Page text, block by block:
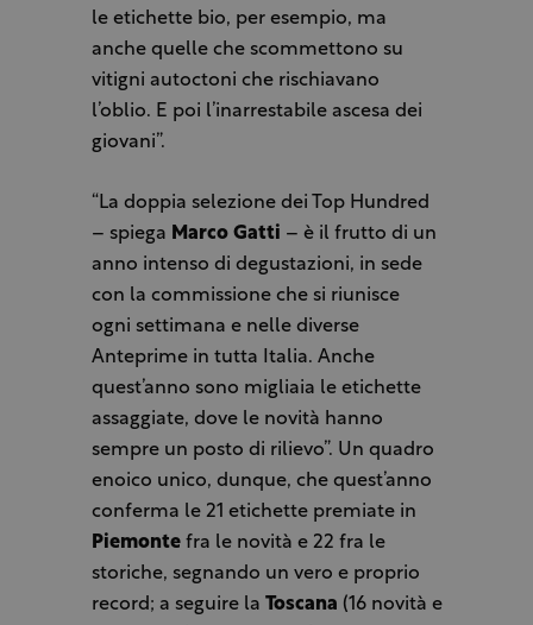
le etichette bio, per esempio, ma
anche quelle che scommettono su
vitigni autoctoni che rischiavano
l’oblio. E poi l’inarrestabile ascesa dei
giovani”.
“La doppia selezione dei Top Hundred
– spiega Marco Gatti – è il frutto di un
anno intenso di degustazioni, in sede
con la commissione che si riunisce
ogni settimana e nelle diverse
Anteprime in tutta Italia. Anche
quest’anno sono migliaia le etichette
assaggiate, dove le novità hanno
sempre un posto di rilievo”. Un quadro
enoico unico, dunque, che quest’anno
conferma le 21 etichette premiate in
Piemontefra le novità e 22 fra le
storiche, segnando un vero e proprio
record; a seguire la Toscana (16 novità e